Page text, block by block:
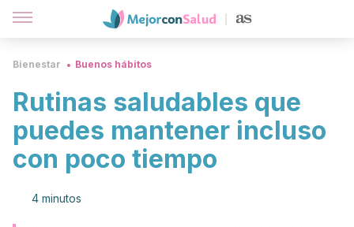
Bienestar Buenos hábitos
Rutinas saludables que
puedes mantener incluso
con poco tiempo
4 minutos